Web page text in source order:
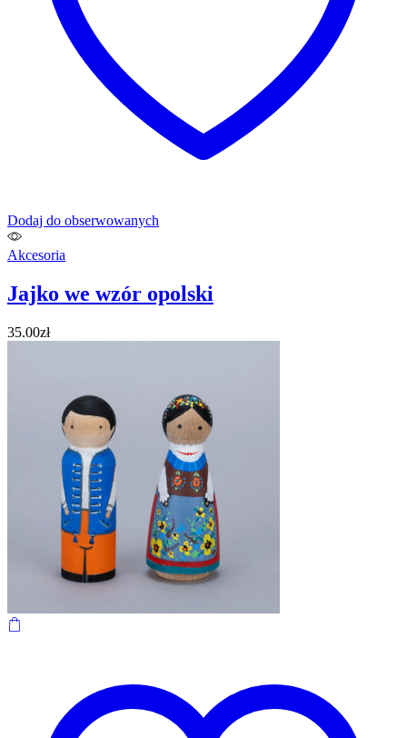
Dodaj do obserwowanych
Akcesoria
Jajko we wzór opolski
35.00zł